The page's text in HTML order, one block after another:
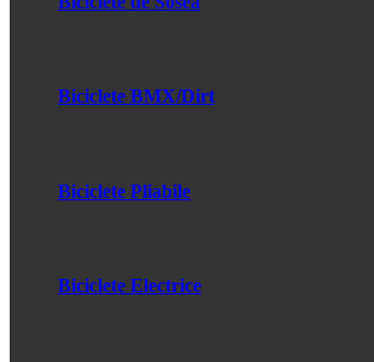
Biciclete BMX/Dirt
Biciclete Pliabile
Biciclete Electrice